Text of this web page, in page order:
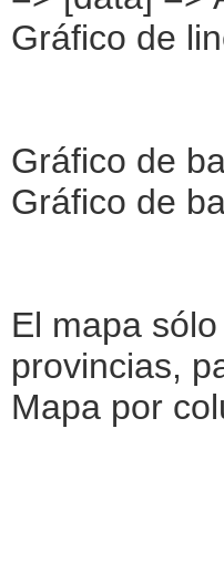
Gráfico de
Gráfico de
Gráfico de
El mapa
provincias,
Mapa por